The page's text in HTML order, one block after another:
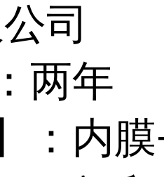
司
两年
：内